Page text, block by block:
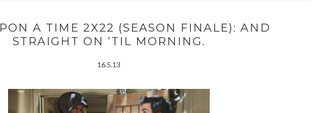
A TIME 2X22 (SEASON FINALE): AND
STRAIGHT ON ‘TIL MORNING.
16.5.13